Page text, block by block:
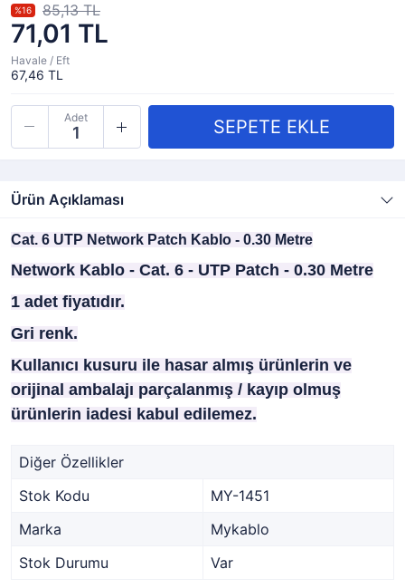
71,01 TL
%16 85,13 TL
Havale / Eft
67,46 TL
Adet
Ürün Açıklaması
Cat. 6 UTP Network Patch Kablo - 0.30 Metre
Network Kablo - Cat. 6 - UTP Patch - 0.30 Metre
1 adet fiyatıdır.
Gri renk.
Kullanıcı kusuru ile hasar almış ürünlerin ve
orijinal ambalajı parçalanmış / kayıp olmuş
ürünlerin iadesi kabul edilemez.
Diğer Özellikler
Stok Kodu
MY-1451
Marka
Mykablo
Stok Durumu
Var